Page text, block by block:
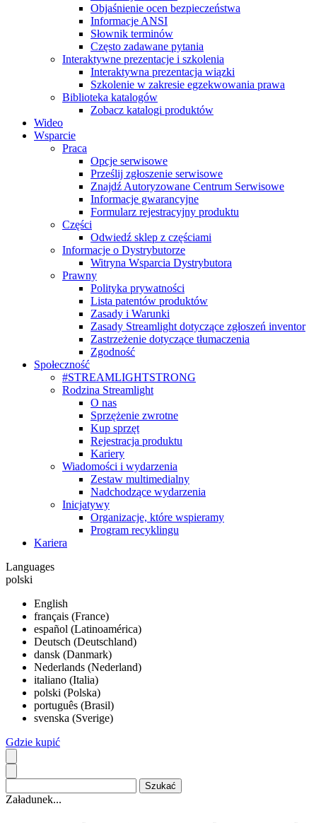
Objaśnienie ocen bezpieczeństwa
Informacje ANSI
Słownik terminów
Często zadawane pytania
Interaktywne prezentacje i szkolenia
Interaktywna prezentacja wiązki
Szkolenie w zakresie egzekwowania prawa
Biblioteka katalogów
Zobacz katalogi produktów
Wideo
Wsparcie
Praca
Opcje serwisowe
Prześlij zgłoszenie serwisowe
Znajdź Autoryzowane Centrum Serwisowe
Informacje gwarancyjne
Formularz rejestracyjny produktu
Części
Odwiedź sklep z częściami
Informacje o Dystrybutorze
Witryna Wsparcia Dystrybutora
Prawny
Polityka prywatności
Lista patentów produktów
Zasady i Warunki
Zasady Streamlight dotyczące zgłoszeń inventor
Zastrzeżenie dotyczące tłumaczenia
Zgodność
Społeczność
#STREAMLIGHTSTRONG
Rodzina Streamlight
O nas
Sprzężenie zwrotne
Kup sprzęt
Rejestracja produktu
Kariery
Wiadomości i wydarzenia
Zestaw multimedialny
Nadchodzące wydarzenia
Inicjatywy
Organizacje, które wspieramy
Program recyklingu
Kariera
Languages
polski
English
français (France)
español (Latinoamérica)
Deutsch (Deutschland)
dansk (Danmark)
Nederlands (Nederland)
italiano (Italia)
polski (Polska)
português (Brasil)
svenska (Sverige)
Gdzie kupić
Załadunek...